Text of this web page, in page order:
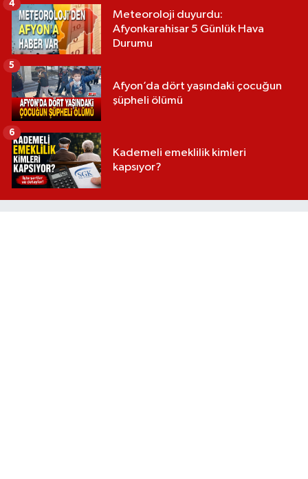
Meteoroloji duyurdu:
Afyonkarahisar 5 Günlük Hava
Durumu
4
Afyon’da dört yaşındaki çocuğun
şüpheli ölümü
5
Kademeli emeklilik kimleri
kapsıyor?
6